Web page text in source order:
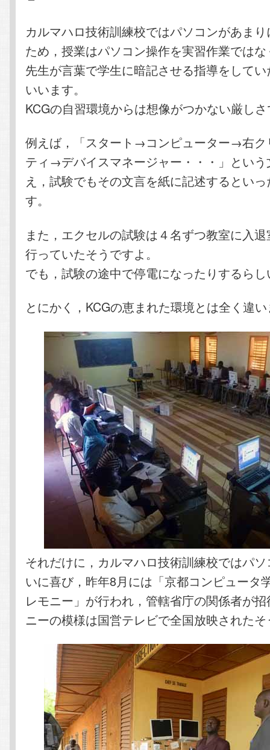
カルマハロ技術訓練校ではパソコンがあま
ため，授業はパソコン操作を実習作業では
先生が言葉で学生に暗記させる指導をして
いいます。
KCGの自習環境からは想像がつかない厳し
例えば，「スタート→コンピューター→右
ティ→デバイスマネージャー・・・」とい
え，試験でもその文言を紙に記述するとい
す。
また，エクセルの試験は４名ずつ教室に入
行っていたそうですよ。
でも，試験の途中で停電になったりするら
とにかく，KCGの恵まれた環境とは全く違
それだけに，カルマハロ技術訓練校ではパ
いに喜び，昨年8月には「京都コンピュータ
レモニー」が行われ，管轄省庁の関係者が
ニーの模様は国営テレビで全国放映された